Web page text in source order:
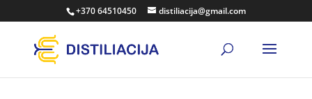
+370 64510450 distiliacija@gmail.com